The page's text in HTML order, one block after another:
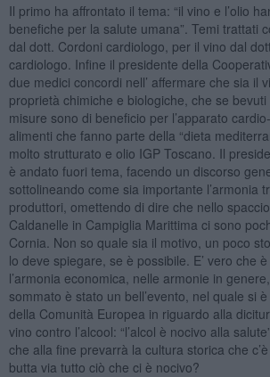
Il primo ha affrontato il tema: “il vino e l’olio
benefiche per la salute umana”. Temi trattati
dal dott. Cordoni cardiologo, per il vino dal
cardiologo. Infine il presidente della
due medici concordi nell’ affermare che sia il
proprietà chimiche e biologiche, che se
misure sono di beneficio per l’apparato
alimenti che fanno parte della “dieta
molto strutturato e olio IGP Toscano. Il
è andato fuori tema, facendo un discorso
sottolineando come sia importante l’armonia
produttori, omettendo di dire che nello
Caldanelle in Campiglia Marittima ci sono
Cornia. Non so quale sia il motivo, un poco
lo deve spiegare, se è possibile. E’ vero che
l’armonia economica, nelle armonie in
sommato è stato un bell’evento, nel quale si
della Comunità Europea in riguardo alla
vino contro l’alcool: “l’alcol è nocivo alla
che alla fine prevarrà la cultura storica che
butta via tutto ciò che ci è nocivo?